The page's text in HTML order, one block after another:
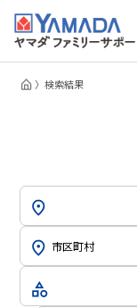
検索結果